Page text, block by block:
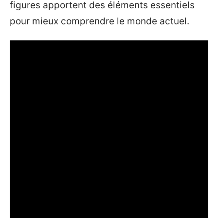
figures apportent des éléments essentiels
pour mieux comprendre le monde actuel.